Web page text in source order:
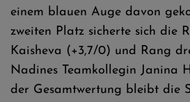
einem blauen Auge davon
zweiten Platz sicherte sich die
Kaisheva (+3,7/0) und Rang
Nadines Teamkollegin Janina
der Gesamtwertung bleibt die